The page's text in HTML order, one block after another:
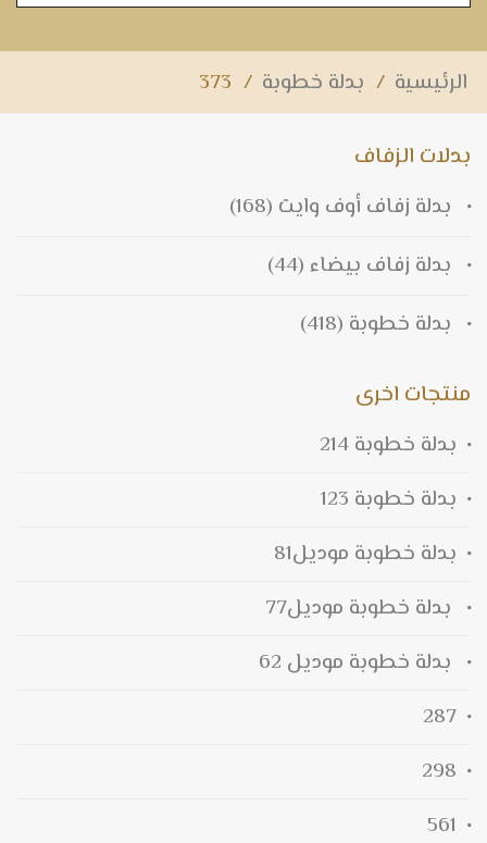
الرئيسية / بدلة خطوبة /
373
بدلات الزفاف
بدلة زفاف أوف وايت (168)
بدلة زفاف بيضاء (44)
بدلة خطوبة (418)
منتجات اخرى
بدلة خطوبة 214
بدلة خطوبة 123
بدلة خطوبة موديل81
بدلة خطوبة موديل77
بدلة خطوبة موديل 62
287
298
561